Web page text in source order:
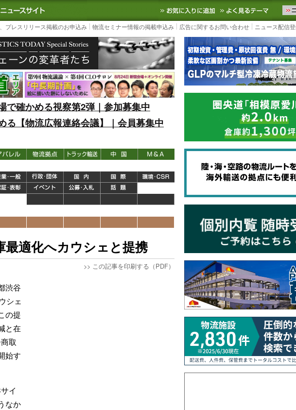
｜国内最大の物流ニュースサイト3PL, SCMなど国内外の最新の物流ニュースをお届けし
お気に入りに追加 よく
プレスリリース掲載のお申込み 物流セミナー情報の掲載申込み 広告に関するお問い合わせ ニュース配信登
で確かめる視察第2弾｜参加募集中
る【物流広報連絡会議】｜会員募集中
最適化へカウシェと提携
>> この記事を印刷する（PDF）
渋谷
シェ
の提
と在
取
始す
イ
なか